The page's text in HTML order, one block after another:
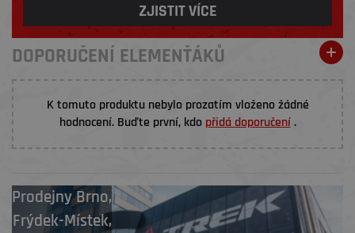
ZJISTIT VÍCE
DOPORUČENÍ ELEMENŤÁKŮ
K tomuto produktu nebylo prozatím vloženo žádné
hodnocení. Buďte první, kdo přidá doporučení.
ProdejnyBrno,
Frýdek-Místek,